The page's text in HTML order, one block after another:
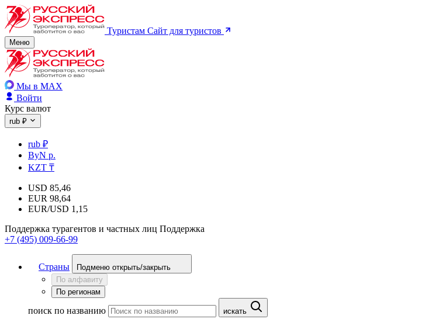
Туристам Сайт для туристов
Меню
Мы в MAX
Войти
Курс валют
rub ₽
rub ₽
ByN р.
KZT ₸
USD 85,46
EUR 98,64
EUR/USD 1,15
Поддержка турагентов и частных лиц Поддержка
+7 (495) 009-66-99
Страны
Подменю открыть/закрыть
По алфавиту
По регионам
поиск по названию искать